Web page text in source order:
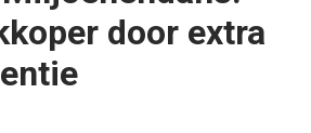
door extra